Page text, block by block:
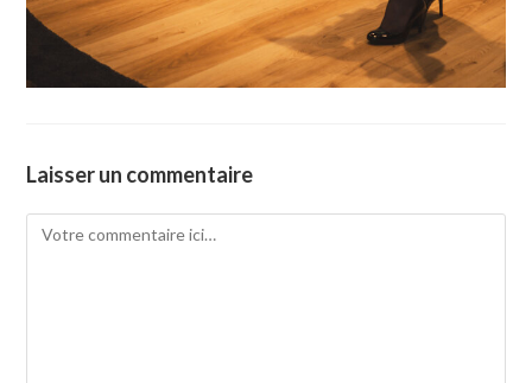
Laisser un commentaire